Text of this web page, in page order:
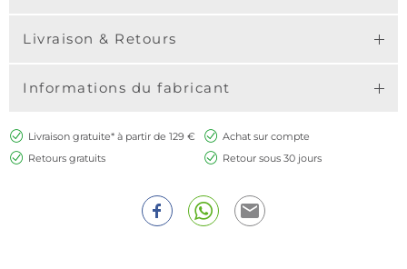
Livraison & Retours
Informations du fabricant
Livraison gratuite* à partir de 129 €
Achat sur compte
Retours gratuits
Retour sous 30 jours